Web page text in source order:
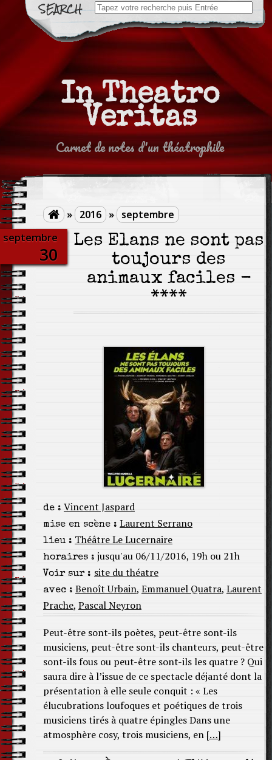
Search
for:
In Theatro
Veritas
Carnet de notes d'un théatrophile
 » 2016 » septembre
septembre
30
Les Élans ne sont pas
toujours des
animaux faciles -
****
de : Vincent Jaspard
mise en scène : Laurent Serrano
lieu : Théâtre Le Lucernaire
horaires : jusqu'au 06/11/2016, 19h ou 21h
Voir sur : site du théatre
avec : Benoît Urbain, Emmanuel Quatra, Laurent
Prache, Pascal Neyron
Peut-être sont-ils poètes, peut-être sont-ils
musiciens, peut-être sont-ils chanteurs, peut-être
sont-ils fous ou peut-être sont-ils les quatre ? Qui
saura dire à l’issue de ce spectacle déjanté dont la
présentation à elle seule conquit : « Les
élucubrations loufoques et poétiques de trois
musiciens tirés à quatre épingles Dans une
atmosphère cosy, trois musiciens, en […]